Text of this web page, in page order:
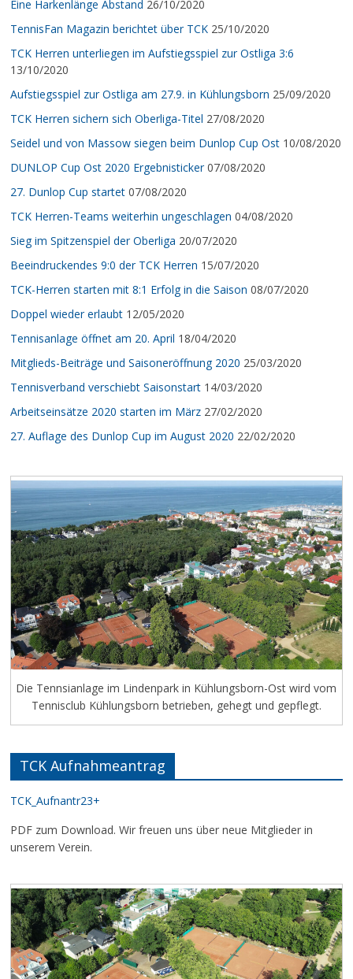
Eine Harkenlänge Abstand 26/10/2020
TennisFan Magazin berichtet über TCK 25/10/2020
TCK Herren unterliegen im Aufstiegsspiel zur Ostliga 3:6
13/10/2020
Aufstiegsspiel zur Ostliga am 27.9. in Kühlungsborn 25/09/2020
TCK Herren sichern sich Oberliga-Titel 27/08/2020
Seidel und von Massow siegen beim Dunlop Cup Ost 10/08/2020
DUNLOP Cup Ost 2020 Ergebnisticker 07/08/2020
27. Dunlop Cup startet 07/08/2020
TCK Herren-Teams weiterhin ungeschlagen 04/08/2020
Sieg im Spitzenspiel der Oberliga 20/07/2020
Beeindruckendes 9:0 der TCK Herren 15/07/2020
TCK-Herren starten mit 8:1 Erfolg in die Saison 08/07/2020
Doppel wieder erlaubt 12/05/2020
Tennisanlage öffnet am 20. April 18/04/2020
Mitglieds-Beiträge und Saisoneröffnung 2020 25/03/2020
Tennisverband verschiebt Saisonstart 14/03/2020
Arbeitseinsätze 2020 starten im März 27/02/2020
27. Auflage des Dunlop Cup im August 2020 22/02/2020
Die Tennsianlage im Lindenpark in Kühlungsborn-Ost wird vom
Tennisclub Kühlungsborn betrieben, gehegt und gepflegt.
TCK Aufnahmeantrag
TCK_Aufnantr23+
PDF zum Download. Wir freuen uns über neue Mitglieder in
unserem Verein.